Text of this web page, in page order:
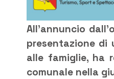
All’annuncio
presentazione di
alle famiglie, ha
comunale nella